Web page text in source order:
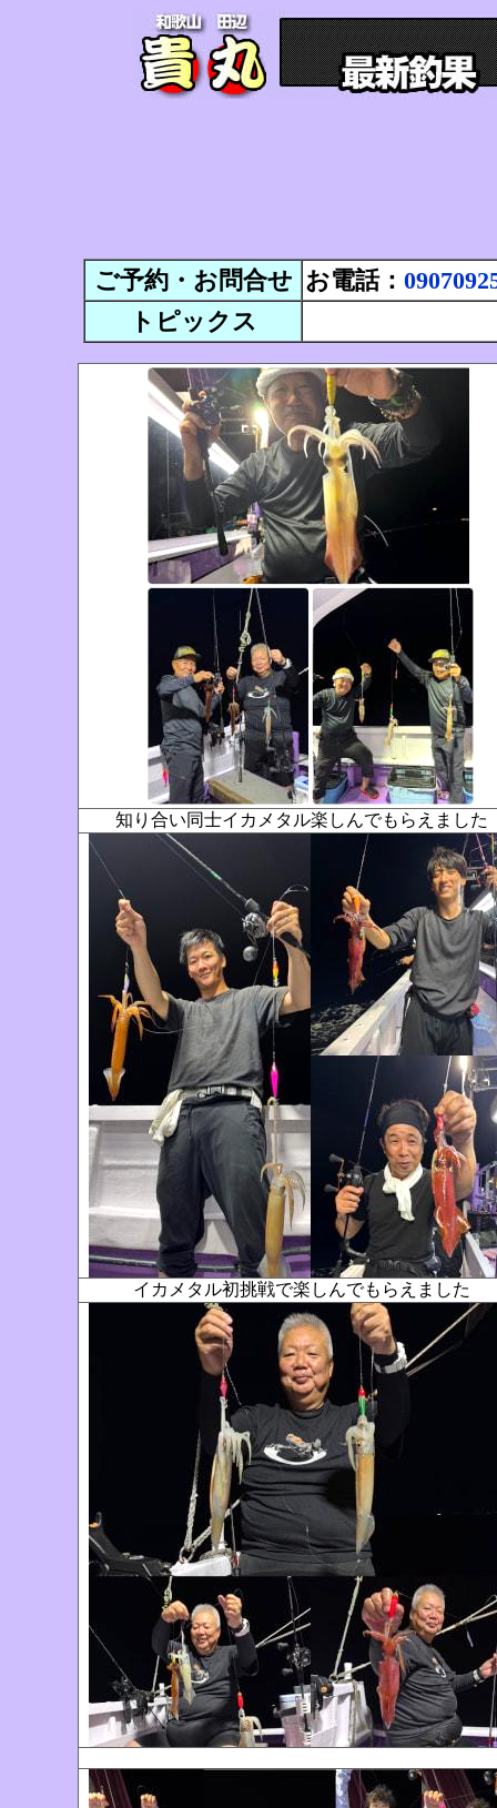
ご予約・お問合せ お電話：
トピックス
知り合い同士イカメタル楽しんでもらえまし
イカメタル初挑戦で楽しんでもらえました